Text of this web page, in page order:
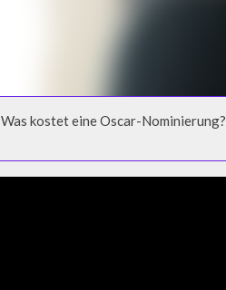
Was kostet eine Oscar-Nominierung?